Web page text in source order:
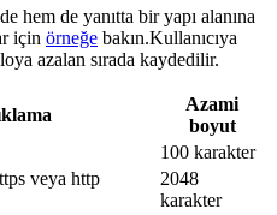
hem de yanıtta bir yapı alanına
için örneğe bakın.Kullanıcıya
azalan sırada kaydedilir.
Azami
boyut
100 karakter
veya http
2048
karakter